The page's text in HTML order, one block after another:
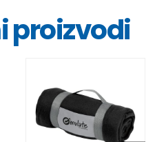
proizvodi
DETALJI